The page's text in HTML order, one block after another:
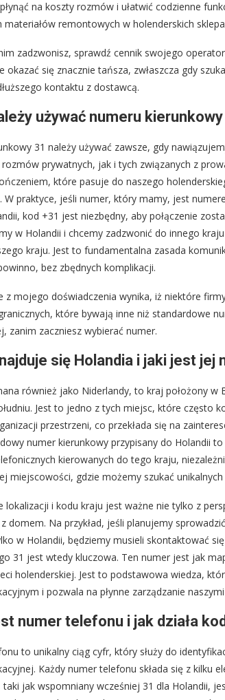
na koszty rozmów i ułatwić codzienne
materiałów remontowych w holenderskich
zadzwonisz, sprawdź cennik swojego
okazać się znacznie tańsza, zwłaszcza gdy
kontaktu z dostawcą.
używać numeru
31 należy używać zawsze, gdy
prywatnych, jak i tych związanych z
które pasuje do naszego
W praktyce, jeśli numer, który mamy, jest
kod +31 jest niezbędny, aby połączenie
w Holandii i chcemy zadzwonić do innego
kraju. Jest to fundamentalna zasada
bez zbędnych komplikacji.
z mojego doświadczenia wynika, iż niektóre
które bywają inne niż standardowe
zanim zaczniesz wybierać numer.
się Holandia i jaki jest jej
również jako Niderlandy, to kraj położony
Jest to jedno z tych miejsc, które często
przestrzeni, co przekłada się na
numer kierunkowy przypisany do Holandii
kierowanych do tego kraju,
miejscowości, gdzie możemy szukać
lokalizacji i kodu kraju jest ważne nie tylko z
domem. Na przykład, jeśli planujemy
w Holandii, będziemy musieli skontaktować
31 jest wtedy kluczowa. Ten numer jest jak
holenderskiej. Jest to podstawowa wiedza,
i pozwala na płynne zarządzanie
numer telefonu i jak działa
to unikalny ciąg cyfr, który służy do
Każdy numer telefonu składa się z
jak wspomniany wcześniej 31 dla Holandii,